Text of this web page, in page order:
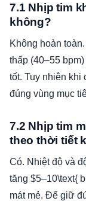
7.1 Nhịp tim
không?
Không hoàn
thấp (40–55
tốt. Tuy nhiên khi
đúng vùng mục
7.2 Nhịp tim
theo thời tiết
Có. Nhiệt độ và
tăng $5–10\text{
mát mẻ. Để giữ